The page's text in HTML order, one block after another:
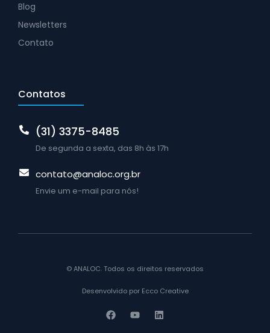
Blog
Newsletters
Contato
Contatos
(31) 3375-8485
De segunda a sexta, das 8h às 17h
contato@analoc.org.br
Envie um e-mail para nós!
© ANALOC. Todos os direitos reservados
Desenvolvido por Ecco Creative